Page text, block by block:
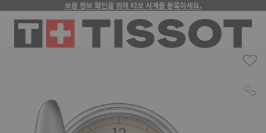
보증 정보 확인을 위해 티쏘 시계를 등록하세요.